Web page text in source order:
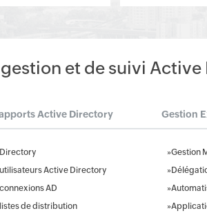
et de suivi
Active Directory Gestion
Active Directory
AD
de distribution
»Gestion
»
»
»